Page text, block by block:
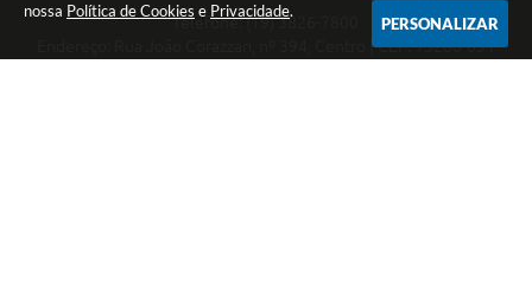
nossa Política de Cookies e Privacidade.
PERSONALIZAR
Telefone: (19) 3826-7800
Endereço: Rua João Corazzari, nº 394, Centro | CEP: 13280-091